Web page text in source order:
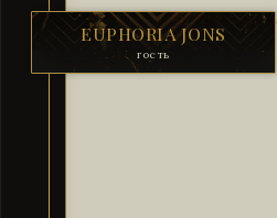
EUPHORIA JONS
гость